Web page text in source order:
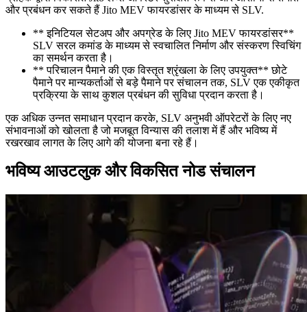
और प्रबंधन कर सकते हैं Jito MEV फायरडांसर के माध्यम से SLV.
** इनिटियल सेटअप और अपग्रेड के लिए Jito MEV फायरडांसर**
SLV सरल कमांड के माध्यम से स्वचालित निर्माण और संस्करण स्विचिंग
का समर्थन करता है।
** परिचालन पैमाने की एक विस्तृत श्रृंखला के लिए उपयुक्त** छोटे
पैमाने पर मान्यकर्ताओं से बड़े पैमाने पर संचालन तक, SLV एक एकीकृत
प्रक्रिया के साथ कुशल प्रबंधन की सुविधा प्रदान करता है।
एक अधिक उन्नत समाधान प्रदान करके, SLV अनुभवी ऑपरेटरों के लिए नए
संभावनाओं को खोलता है जो मजबूत विन्यास की तलाश में हैं और भविष्य में
रखरखाव लागत के लिए आगे की योजना बना रहे हैं।
भविष्य आउटलुक और विकसित नोड संचालन